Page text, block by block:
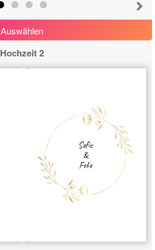
Auswählen
Hochzeit 2
Sofie
&
Felix